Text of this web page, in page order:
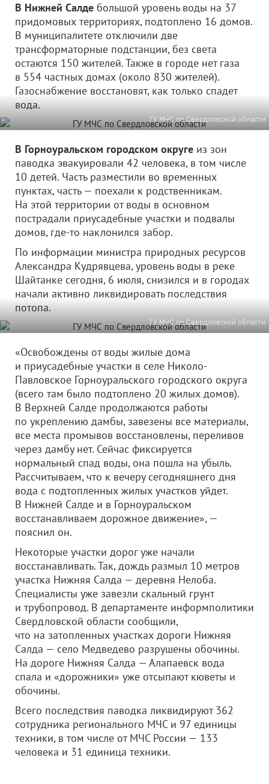
В Нижней Салде большой уровень воды на 37
придомовых территориях, подтоплено 16 домов.
В муниципалитете отключили две
трансформаторные подстанции, без света
остаются 150 жителей. Также в городе нет газа
в 554 частных домах (около 830 жителей).
Газоснабжение восстановят, как только спадет
вода.
ГУ МЧС по Свердловской области
В Горноуральском городском округе из зон
паводка эвакуировали 42 человека, в том числе
10 детей. Часть разместили во временных
пунктах, часть — поехали к родственникам.
На этой территории от воды в основном
пострадали приусадебные участки и подвалы
домов, где-то наклонился забор.
По информации министра природных ресурсов
Александра Кудрявцева, уровень воды в реке
Шайтанке сегодня, 6 июля, снизился и в городах
начали активно ликвидировать последствия
потопа.
ГУ МЧС по Свердловской области
«Освобождены от воды жилые дома
и приусадебные участки в селе Николо-
Павловское Горноуральского городского округа
(всего там было подтоплено 20 жилых домов).
В Верхней Салде продолжаются работы
по укреплению дамбы, завезены все материалы,
все места промывов восстановлены, переливов
через дамбу нет. Сейчас фиксируется
нормальный спад воды, она пошла на убыль.
Рассчитываем, что к вечеру сегодняшнего дня
вода с подтопленных жилых участков уйдет.
В Нижней Салде и в Горноуральском
восстанавливаем дорожное движение», —
пояснил он.
Некоторые участки дорог уже начали
восстанавливать. Так, дождь размыл 10 метров
участка Нижняя Салда — деревня Нелоба.
Специалисты уже завезли скальный грунт
и трубопровод. В департаменте информполитики
Свердловской области сообщили,
что на затопленных участках дороги Нижняя
Салда — село Медведево разрушены обочины.
На дороге Нижняя Салда — Алапаевск вода
спала и «дорожники» уже отсыпают кюветы и
обочины.
Всего последствия паводка ликвидируют 362
сотрудника регионального МЧС и 97 единицы
техники, в том числе от МЧС России — 133
человека и 31 единица техники.